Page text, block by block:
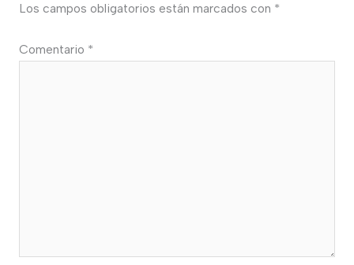
Los campos obligatorios están marcados con *
Comentario *